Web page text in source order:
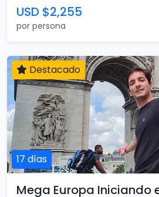
USD $2,255
por persona
17 días
Destacado
Mega Europa Iniciando